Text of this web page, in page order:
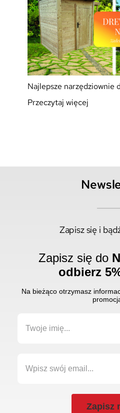
Najlepsze narzędziownie
Przeczytaj więcej
Zapisz się i
Zapisz się do
odbierz
Na bieżąco otrzymasz
Zapisz